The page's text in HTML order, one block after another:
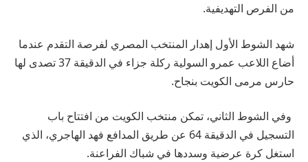
من الفرص التهديفية.
شهد الشوط الأول إهدار المنتخب المصري لفرصة التقدم عندما
أضاع اللاعب عمرو السولية ركلة جزاء في الدقيقة 37 تصدى لها
حارس مرمى الكويت بنجاح.
وفي الشوط الثاني، تمكن منتخب الكويت من افتتاح باب
التسجيل في الدقيقة 64 عن طريق المدافع فهد الهاجري، الذي
استغل كرة عرضية وسددها في شباك الفراعنة.